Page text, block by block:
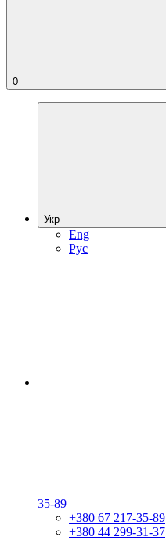
0
Укр
Eng
Рус
35-89
+380 67 217-35-89
+380 44 299-31-37